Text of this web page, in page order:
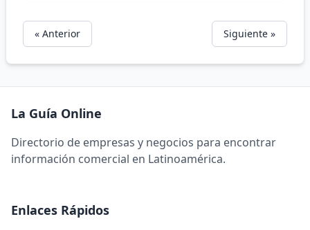
« Anterior Siguiente »
La Guía Online
Directorio de empresas y negocios para encontrar
información comercial en Latinoamérica.
Enlaces Rápidos